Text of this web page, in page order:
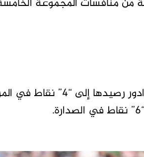
من منافسات المجموعة
وبهذا الفوز، رفعت